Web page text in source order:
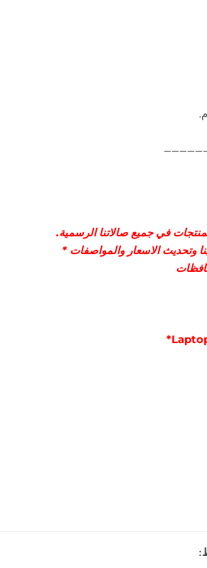
في جميع صالاتنا الرسمية.
وتحديث الاسعار والمواصفات *